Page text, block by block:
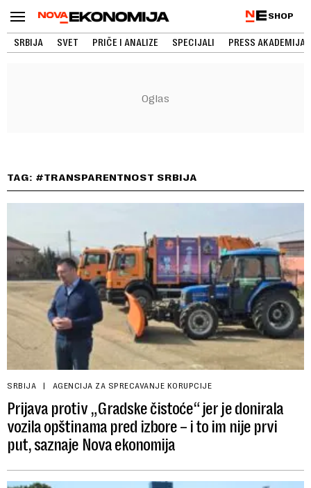
SHOP
SRBIJA SVET PRIČE I ANALIZE SPECIJALI PRESS AKADEMIJA
TAG: #TRANSPARENTNOST SRBIJA
SRBIJA AGENCIJA ZA SPRECAVANJE KORUPCIJE
Prijava protiv „Gradske čistoće“ jer je donirala
vozila opštinama pred izbore – i to im nije prvi
put, saznaje Nova ekonomija